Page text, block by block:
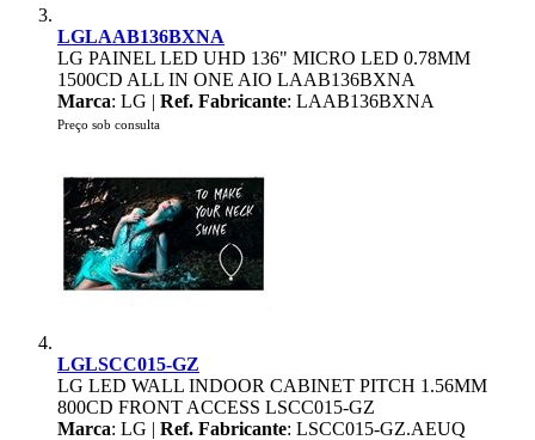
LGLAAB136BXNA
LG PAINEL LED UHD 136" MICRO LED 0.78MM
1500CD ALL IN ONE AIO LAAB136BXNA
Marca: LG | Ref. Fabricante: LAAB136BXNA
Preço sob consulta
LGLSCC015-GZ
LG LED WALL INDOOR CABINET PITCH 1.56MM
800CD FRONT ACCESS LSCC015-GZ
Marca: LG | Ref. Fabricante: LSCC015-GZ.AEUQ